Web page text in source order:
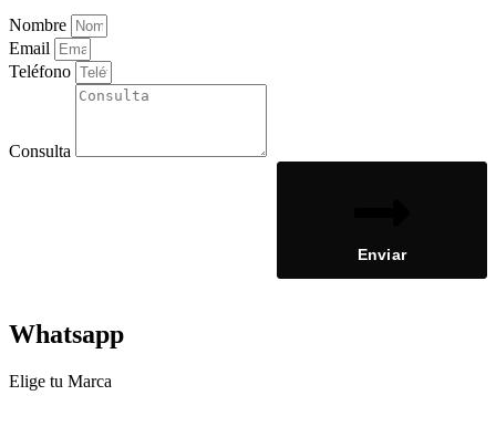
Nombre
Email
Teléfono
Consulta
Enviar
Whatsapp
Elige tu Marca